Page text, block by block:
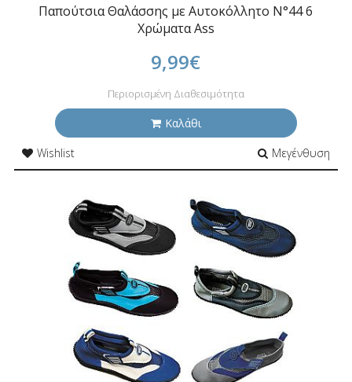
Παπούτσια Θαλάσσης με Αυτοκόλλητο N°44 6
Χρώματα Ass
9,99€
Περιορισμένη Διαθεσιμότητα
Καλάθι
Wishlist
Μεγένθυση